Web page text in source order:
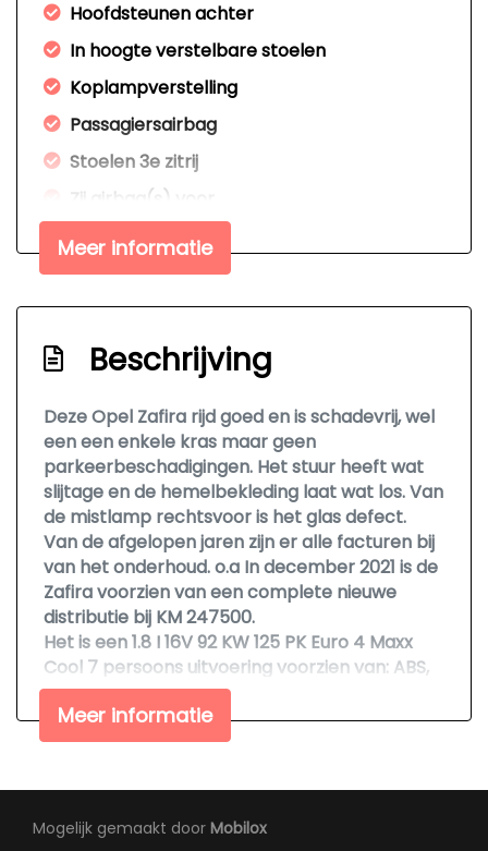
Hoofdsteunen achter
In hoogte verstelbare stoelen
Koplampverstelling
Passagiersairbag
Stoelen 3e zitrij
Zij airbag(s) voor
Interieur
Armsteun voor
Electronic climate control
Elektrische ramen voor
Hoofdsteunen achter
Hoofdsteunen anti-whiplash
Stuur leder
Stuurbekrachtiging
Verstelbare stuurkolom
Exterieur
Buitenspiegels elektrisch verstel- en
verwarmbaar
Centrale vergrendeling met
Meer informatie
Beschrijving
Deze Opel Zafira rijd goed en is schadevrij, wel
een een enkele kras maar geen
parkeerbeschadigingen. Het stuur heeft wat
slijtage en de hemelbekleding laat wat los. Van
de mistlamp rechtsvoor is het glas defect.
Van de afgelopen jaren zijn er alle facturen bij
van het onderhoud. o.a In december 2021 is de
Zafira voorzien van een complete nieuwe
distributie bij KM 247500.
Het is een 1.8 I 16V 92 KW 125 PK Euro 4 Maxx
Cool 7 persoons uitvoering voorzien van: ABS,
automaat, cruise control, airco/climatronic, 7
stoelen, alum. velgen, originele navigatie met
radio/CD, boordcomputer, elektr.
ramen en centr. vergrendeling op afstand.
308674 KM gereden met NAP Pas.
Heeft inmiddels een voorkeuring gehad en
Meer informatie
Mogelijk gemaakt door Mobilox